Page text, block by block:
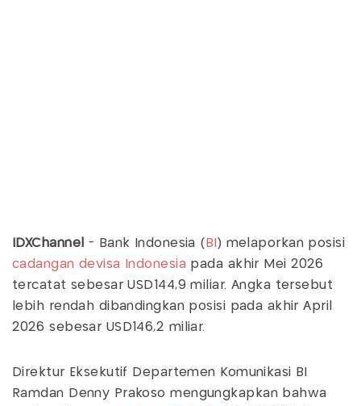
IDXChannel - Bank Indonesia ( BI ) melaporkan posisi
cadangan devisa Indonesia pada akhir Mei 2026
tercatat sebesar USD144,9 miliar. Angka tersebut
lebih rendah dibandingkan posisi pada akhir April
2026 sebesar USD146,2 miliar.
Direktur Eksekutif Departemen Komunikasi BI
Ramdan Denny Prakoso mengungkapkan bahwa